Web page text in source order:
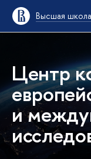
Высшая
Центр
и